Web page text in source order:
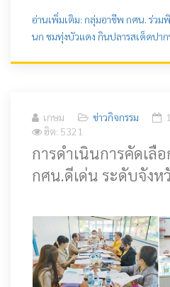
อ่านเพิ่มเติม: กลุ่มอาชีพ กศน. ร่วม
นก ชมทุ่งบัวแดง กินปลารสเด็ดปา
เกษม ข่าวกิจกรรม
ฮิต: 5321
การดำเนินการคัดเลื
กศน.ดีเด่น ระดับจังห